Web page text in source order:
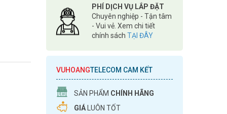
PHÍ DỊCH VỤ LẮP ĐẶT
Chuyên nghiệp - Tận tâm
- Vui vẻ. Xem chi tiết
chính sách TẠI ĐÂY
VUHOANGTELECOM CAM KẾT
SẢN PHẨM CHÍNH HÃNG
GIÁ LUÔN TỐT